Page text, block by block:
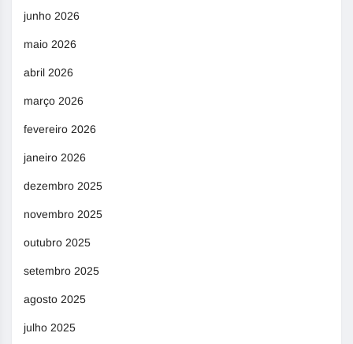
junho 2026
maio 2026
abril 2026
março 2026
fevereiro 2026
janeiro 2026
dezembro 2025
novembro 2025
outubro 2025
setembro 2025
agosto 2025
julho 2025